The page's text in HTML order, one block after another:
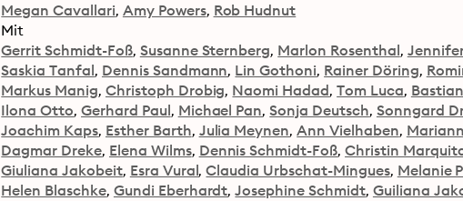
Megan Cavallari Amy Powers Rob Hudnut
Mit
Gerrit Schmidt-Foß Susanne Sternberg Marlon Rosenthal
Saskia Tanfal Dennis Sandmann Lin Gothoni Rainer Döring
Markus Manig Christoph Drobig Naomi Hadad Tom Luca
Ilona Otto Gerhard Paul Michael Pan Sonja Deutsch Sonngard
Joachim Kaps Esther Barth Julia Meynen Ann Vielhaben
Dagmar Dreke Elena Wilms Dennis Schmidt-Foß Christin
Giuliana Jakobeit Esra Vural Claudia Urbschat-Mingues Melanie
Helen Blaschke Gundi Eberhardt Josephine Schmidt Guiliana